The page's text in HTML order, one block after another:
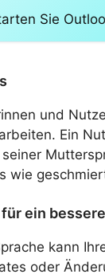
Sie
und
Ein
wie
ein
kann
oder